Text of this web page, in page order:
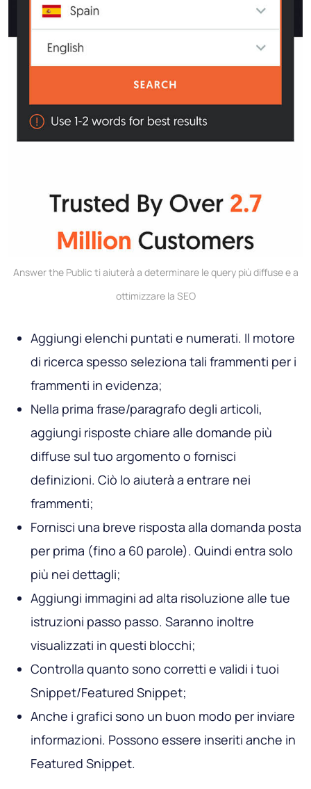
Answer the Public ti aiuterà a determinare le query più diffuse e a
ottimizzare la SEO
Aggiungi elenchi puntati e numerati. Il motore
di ricerca spesso seleziona tali frammenti per i
frammenti in evidenza;
Nella prima frase/paragrafo degli articoli,
aggiungi risposte chiare alle domande più
diffuse sul tuo argomento o fornisci
definizioni. Ciò lo aiuterà a entrare nei
frammenti;
Fornisci una breve risposta alla domanda posta
per prima (fino a 60 parole). Quindi entra solo
più nei dettagli;
Aggiungi immagini ad alta risoluzione alle tue
istruzioni passo passo. Saranno inoltre
visualizzati in questi blocchi;
Controlla quanto sono corretti e validi i tuoi
Snippet/Featured Snippet;
Anche i grafici sono un buon modo per inviare
informazioni. Possono essere inseriti anche in
Featured Snippet.